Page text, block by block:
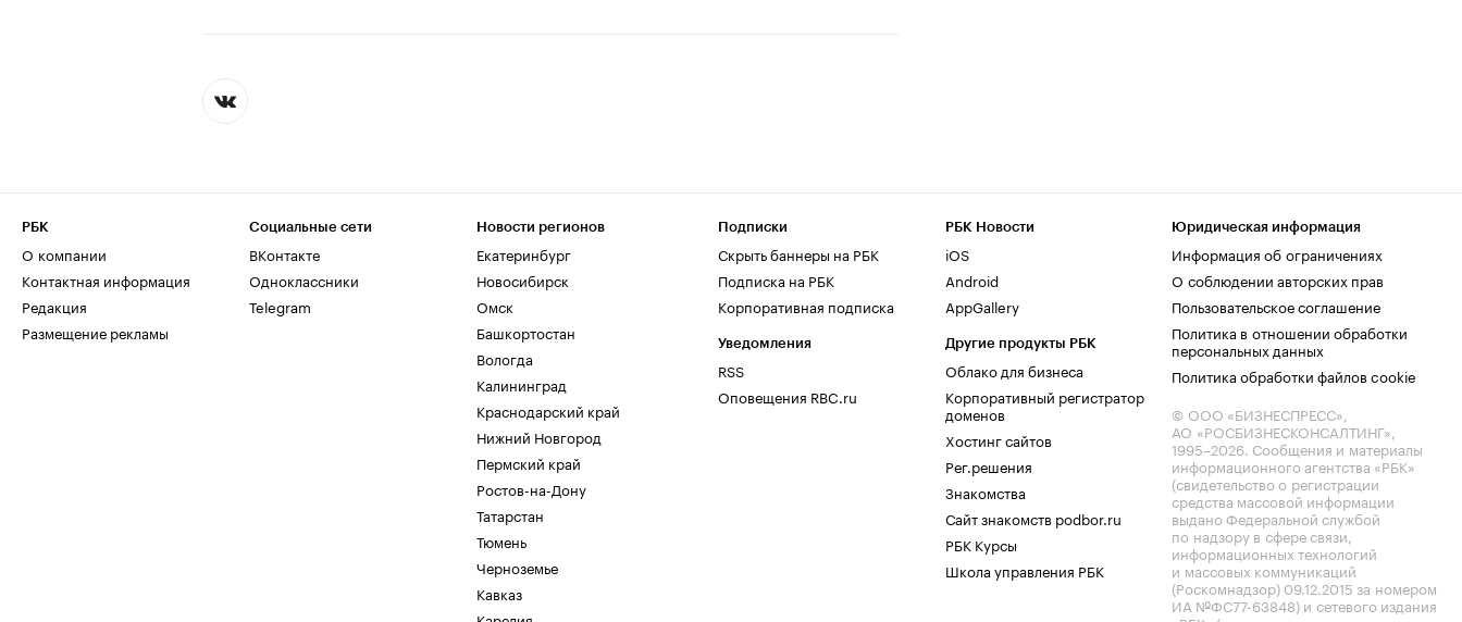
РБК
О компании
Контактная информация
Редакция
Размещение рекламы
Социальные сети
ВКонтакте
Одноклассники
Telegram
Новости регионов
Екатеринбург
Новосибирск
Омск
Башкортостан
Вологда
Калининград
Краснодарский край
Нижний Новгород
Пермский край
Ростов-на-Дону
Татарстан
Тюмень
Черноземье
Кавказ
Подписки
Скрыть баннеры на РБК
Подписка на РБК
Корпоративная подписка
Уведомления
RSS
Оповещения RBC.ru
РБК Новости
iOS
Android
AppGallery
Другие продукты РБК
Облако для бизнеса
Корпоративный регистратор
доменов
Хостинг сайтов
Рег.решения
Знакомства
Сайт знакомств podbor.ru
РБК Курсы
Школа управления РБК
Юридическая информация
Информация об ограничениях
О соблюдении авторских прав
Пользовательское соглашение
Политика в отношении обработки
персональных данных
Политика обработки файлов cookie
© ООО «БИЗНЕСПРЕСС»,
АО «РОСБИЗНЕСКОНСАЛТИНГ»,
1995–2026. Сообщения и материалы
информационного агентства «РБК»
(свидетельство о регистрации
средства массовой информации
выдано Федеральной службой
по надзору в сфере связи,
информационных технологий
и массовых коммуникаций
(Роскомнадзор) 09.12.2015 за номером
ИА №ФС77-63848) и сетевого издания